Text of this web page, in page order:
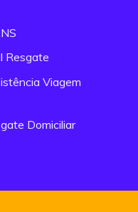
Resgate
Viagem
Domiciliar